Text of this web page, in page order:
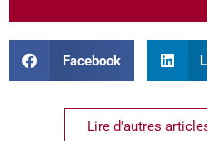
Facebook
Lire d'autres